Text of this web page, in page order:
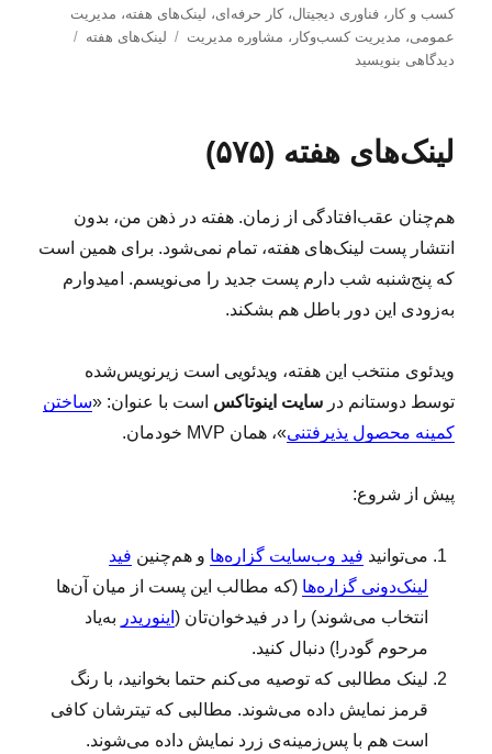
ر
س
ا
س
ت
ه‌
كسب و كار ،فناوری دیجیتال،کار حرفه‌ای، لینک‌های هفته، مدیریت
عمومی، مدیریت كسب‌و‌كار ، مشاوره مدیریت
بلینک‌های هفته
ه
۵
دیدگاهی بنویسید
لینک‌های هفته (۵۷۵)
هم‌چنان عقب‌‌افتادگی از زمان. هفته‌ در ذهن من، بدون
انتشار پست لینک‌های هفته، تمام نمی‌شود. برای همین است
که پنج‌شنبه شب دارم پست جدید را می‌نویسم. امیدوارم
به‌زودی این دور باطل هم بشکند.
ویدئوی منتخب این هفته، ویدئویی است زیرنویس‌شده
توسط دوستانم درسایت اینوتاکس است با عنوان: «ساختن
کمینه محصول پذیرفتنی»، همان MVP خودمان.
پیش از شروع:
می‌توانید فید وب‌سایت گزاره‌ها و هم‌چنین فید
لینک‌دونی گزاره‌ها (که مطالب این پست از میان آن‌ها
انتخاب می‌شوند) را در فیدخوان‌تان ( اینوریدر به‌یاد
مرحوم گودر!) دنبال کنید.
لینک‌ مطالبی که توصیه می‌کنم حتما بخوانید، با رنگ
قرمز نمایش داده می‌شوند. مطالبی که تیترشان کافی
است هم با پس‌زمینه‌ی زرد نمایش داده می‌شوند.